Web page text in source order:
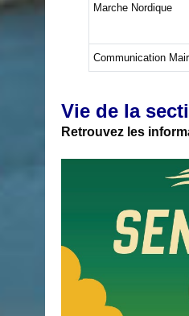
Marche Nordique
Communication
Vie de la
Retrouvez les